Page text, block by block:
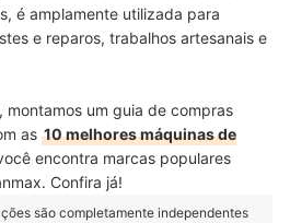
é amplamente utilizada para
e reparos, trabalhos artesanais e
montamos um guia de compras
as 10 melhores máquinas de
encontra marcas populares
Confira já!
são completamente independentes